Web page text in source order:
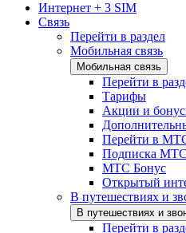
Интернет + 3 SIM
Связь
Перейти в раздел
Мобильная связь
Мобильная связь
Перейти в
Тарифы
Акции и
Перейти в
Подписка
МТС Бонус
Открытый
В путешествиях и
В путешествиях и
Перейти в